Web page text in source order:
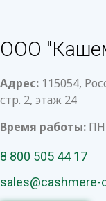
ООО
Адрес: 115054,
стр. 2, этаж 24
Время работы:
8 800 505 44 17
sales@cashmere-